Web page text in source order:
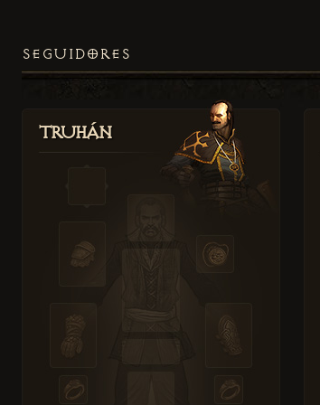
SEGUIDORES
Truhán